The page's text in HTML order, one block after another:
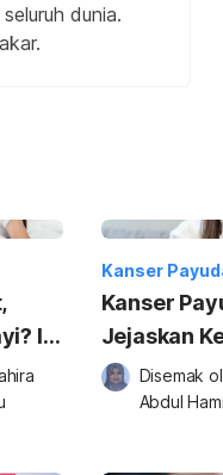
dunia.
Ini
Kanser
Kanser
Jejaskan
RamaiDisemak
Abdul